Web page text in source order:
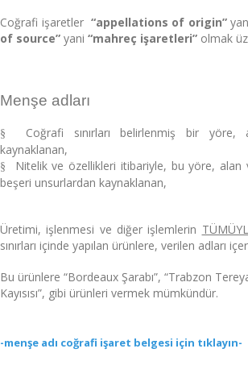
Coğrafi işaretler “appellations of origin”
of source” yani “mahreç işaretleri” olmak
Menşe adları
§
Coğrafi sınırları belirlenmiş bir
kaynaklanan,
§
Nitelik ve özellikleri itibariyle, bu yöre,
beşeri unsurlardan kaynaklanan,
Üretimi, işlenmesi ve diğer işlemlerin
sınırları içinde yapılan ürünlere, verilen adları
Bu ürünlere “Bordeaux Şarabı”, “Trabzon
Kayısısı”, gibi ürünleri vermek mümkündür.
-menşe adı coğrafi işaret belgesi için tıklayın-